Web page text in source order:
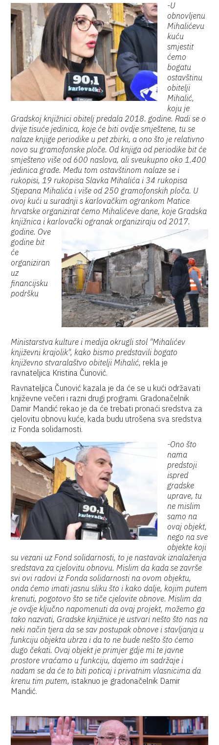
-U
obnovljenu
Mihalićevu
kuću
smjestit
ćemo
bogatu
ostavštinu
obitelji
Mihalić,
koju je
Gradskoj knjižnici obitelj predala 2018. godine. Radi se o
dvije tisuće jedinica, koje će biti ovdje smještene, tu se
nalaze knjige periodike u pet zbirki, a ono što je relativno
novo su gramofonske ploče. Od knjiga od periodike bit će
smješteno više od 600 naslova, ali sveukupno oko 1.400
jedinica građe. Među tom ostavštinom nalaze se i
rukopisi, 19 rukopisa Slavka Mihalića i 34 rukopisa
Stjepana Mihalića i više od 250 gramofonskih ploča. U
ovoj kući u suradnji s karlovačkim ogrankom Matice
hrvatske organizirat ćemo Mihalićeve dane, koje Gradska
knjižnica i karlovački ogranak organiziraju od 2017.
godine. Ove
godine bit
će
organiziran
uz
financijsku
podršku
Ministarstva kulture i medija okrugli stol "Mihalićev
književni krajolik", kako bismo predstavili bogato
književno stvaralaštvo obitelji Mihalić, rekla je
ravnateljica Kristina Čunović.
Ravnateljica Čunović kazala je da će se u kući održavati
književne večeri i razni drugi programi. Gradonačelnik
Damir Mandić rekao je da će trebati pronaći sredstva za
cjelovitu obnovu kuće, kada budu utrošena sva sredstva
iz Fonda solidarnosti.
-Ono što
nama
predstoji
ispred
gradske
uprave, tu
ne mislim
samo na
ovaj objekt,
nego na sve
objekte koji
su vezani uz Fond solidarnosti, to je nastavak iznalaženja
sredstava za cjelovitu obnovu. Mislim da kada se završe
svi ovi radovi iz Fonda solidarnosti na ovom objektu,
onda ćemo imati jasnu sliku što i kako dalje, kojim putem
krenuti, pogotovo što se tiče cjelovite obnove. Mislim da
je ovdje ključno napomenuti da ovaj projekt, možemo ga
tako nazvati, Gradske knjižnice je ustvari nešto što nas na
neki način tjera da se sav postupak obnove i stavljanja u
funkciju objekta ubrza i da to ne bude nešto što ćemo
dugo čekati. Ovaj objekt je primjer gdje mi te javne
prostore vraćamo u funkciju, dajemo im sadržaje i
nadam se da će to biti poticaj i privatnim vlasnicima da
krenu tim putem, istaknuo je gradonačelnik Damir
Mandić.